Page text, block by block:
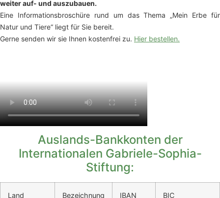
weiter auf- und auszubauen.
Eine Informationsbroschüre rund um das Thema „Mein Erbe für
Natur und Tiere“ liegt für Sie bereit.
Gerne senden wir sie Ihnen kostenfrei zu. Hier bestellen.
Auslands-Bankkonten der
Internationalen Gabriele-Sophia-
Stiftung:
Land
Bezeichnung
IBAN BIC